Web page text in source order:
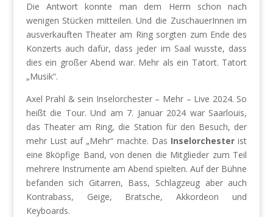
Die Antwort konnte man dem Herrn schon nach
wenigen Stücken mitteilen. Und die ZuschauerInnen im
ausverkauften Theater am Ring sorgten zum Ende des
Konzerts auch dafür, dass jeder im Saal wusste, dass
dies ein großer Abend war. Mehr als ein Tatort. Tatort
„Musik“.
Axel Prahl & sein Inselorchester – Mehr – Live 2024. So
heißt die Tour. Und am 7. Januar 2024 war Saarlouis,
das Theater am Ring, die Station für den Besuch, der
mehr Lust auf „Mehr“ machte. Das Inselorchester ist
eine 8köpfige Band, von denen die Mitglieder zum Teil
mehrere Instrumente am Abend spielten. Auf der Bühne
befanden sich Gitarren, Bass, Schlagzeug aber auch
Kontrabass, Geige, Bratsche, Akkordeon und
Keyboards.